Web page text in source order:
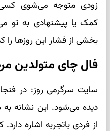
زودی متوجه می‌شوی کسی
کمک یا پیشنهادی به تو
بخشی از فشار این روزها را
فال چای متولدین
سایت سرگرمی روز: در
دیده می‌شود. این نشانه
از فردی باتجربه اشاره